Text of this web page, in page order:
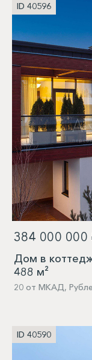
ID 40596
384 000 000
Дом в
488 м²
20 от МКАД,
ID 40590